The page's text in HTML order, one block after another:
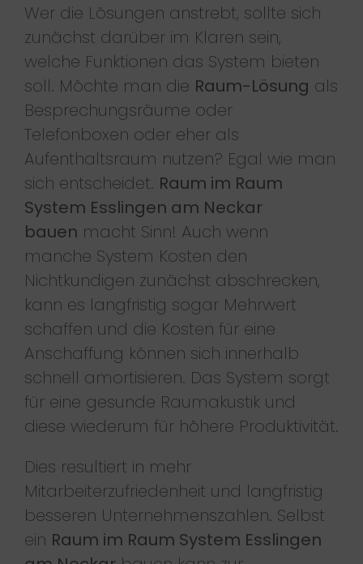
Wer die Lösungen anstrebt, sollte sich
zunächst darüber im Klaren sein,
welche Funktionen das System bieten
soll. Möchte man die Raum-Lösung als
Besprechungsräume oder
Telefonboxen oder eher als
Aufenthaltsraum nutzen? Egal wie man
sich entscheidet. Raum im Raum
System Esslingen am Neckar
bauen macht Sinn! Auch wenn
manche System Kosten den
Nichtkundigen zunächst abschrecken,
kann es langfristig sogar Mehrwert
schaffen und die Kosten für eine
Anschaffung können sich innerhalb
schnell amortisieren. Das System sorgt
für eine gesunde Raumakustik und
diese wiederum für höhere Produktivität.
Dies resultiert in mehr
Mitarbeiterzufriedenheit und langfristig
besseren Unternehmenszahlen. Selbst
ein Raum im Raum System Esslingen